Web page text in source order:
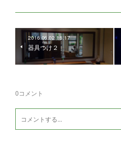
2016.06.02 16:17
器具つけ２
0コメント